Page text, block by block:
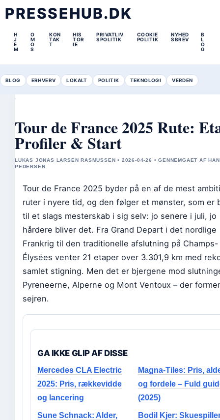
PRESSEHUB.DK
H
J
E
M
O
M
O
S
KON
TAK
T
HIS
TOR
IE
PRIVATLIV
SPOLITIK
COOKIE
POLITIK
NYHED
SBREV
B
L
O
G
BLOG ERHVERV LOKALT POLITIK TEKNOLOGI VERDEN
Tour de France 2025 Rute:
Profiler & Start
LUKAS JONAS LARSEN RASMUSSEN • 2026-04-26 • GENNEMGAET AF
PEDERSEN
Tour de France 2025 byder på en af de mest
ruter i nyere tid, og den følger et mønster, som er
til et slags mesterskab i sig selv: jo senere i juli, jo
hårdere bliver det. Fra Grand Depart i det nordlige
Frankrig til den traditionelle afslutning på Champs-
Élysées venter 21 etaper over 3.301,9 km med
samlet stigning. Men det er bjergene mod
Pyreneerne, Alperne og Mont Ventoux – der former
sejren.
GA IKKE GLIP AF DISSE
Mercedes CLA Electric
2025: Pris, rækkevidde
og lancering
Magna-Tiles: Pris,
og fordele – Fuld
(2025)
Sune Schnack: Alder,
Bodil Kjer: